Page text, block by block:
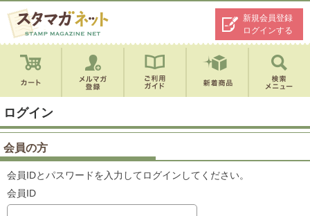
新規会員登録
ログインする
ログイン
会員の方
会員IDとパスワードを入力してログインしてください。
会員ID